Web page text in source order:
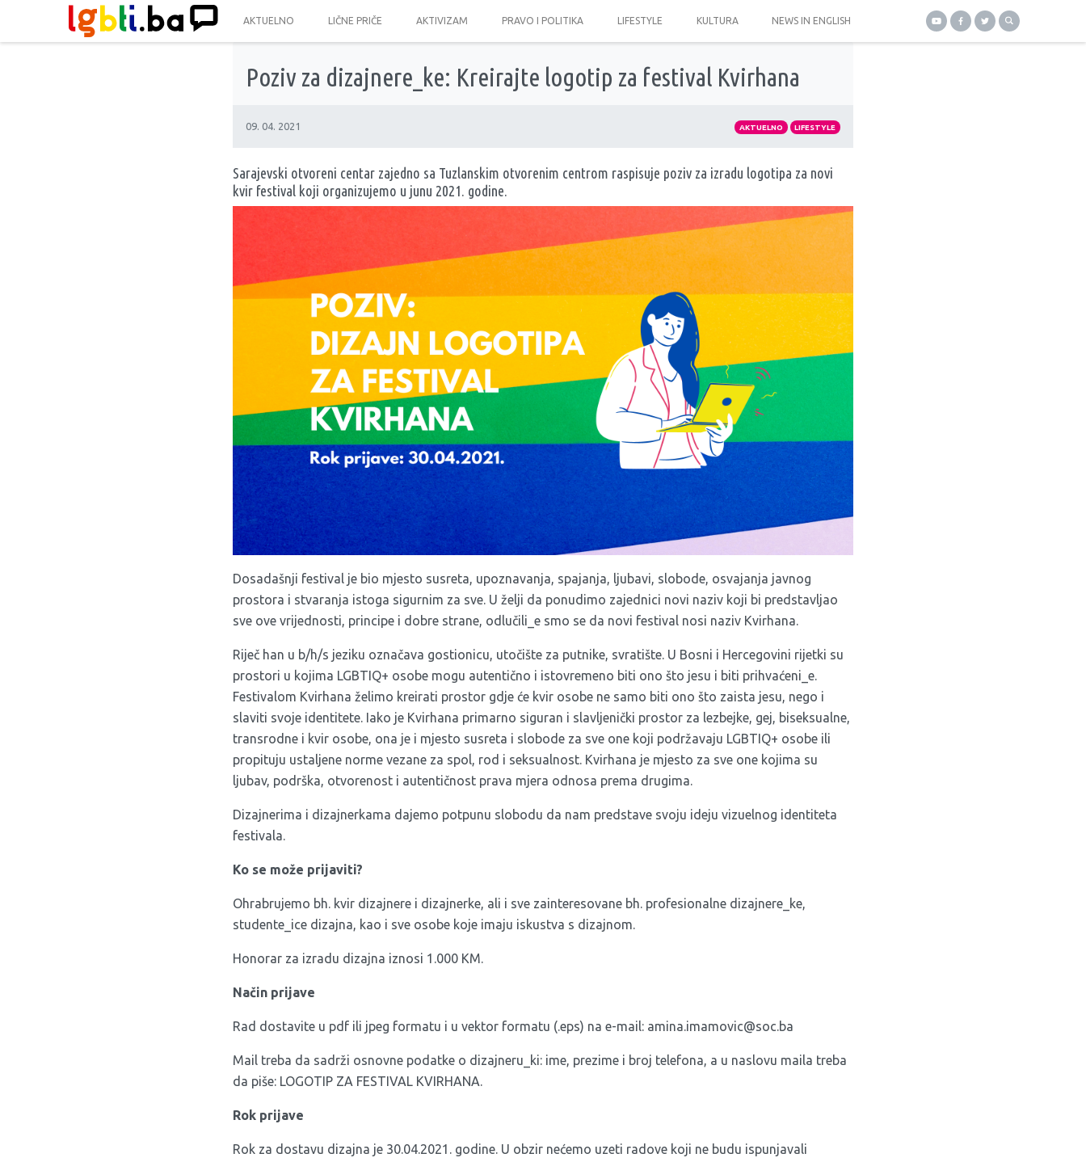
AKTUELNO LIČNE PRIČE AKTIVIZAM PRAVO I POLITIKA LIFESTYLE KULTURA NEWS IN ENGLISH
Poziv za dizajnere_ke: Kreirajte logotip za festival Kvirhana
09. 04. 2021 AKTUELNO LIFESTYLE
Sarajevski otvoreni centar zajedno sa Tuzlanskim otvorenim centrom raspisuje poziv za izradu logotipa za novi
kvir festival koji organizujemo u junu 2021. godine.
Dosadašnji festival je bio mjesto susreta, upoznavanja, spajanja, ljubavi, slobode, osvajanja javnog
prostora i stvaranja istoga sigurnim za sve. U želji da ponudimo zajednici novi naziv koji bi predstavljao
sve ove vrijednosti, principe i dobre strane, odlučili_e smo se da novi festival nosi naziv Kvirhana.
Riječ han u b/h/s jeziku označava gostionicu, utočište za putnike, svratište. U Bosni i Hercegovini rijetki su
prostori u kojima LGBTIQ+ osobe mogu autentično i istovremeno biti ono što jesu i biti prihvaćeni_e.
Festivalom Kvirhana želimo kreirati prostor gdje će kvir osobe ne samo biti ono što zaista jesu, nego i
slaviti svoje identitete. Iako je Kvirhana primarno siguran i slavljenički prostor za lezbejke, gej, biseksualne,
transrodne i kvir osobe, ona je i mjesto susreta i slobode za sve one koji podržavaju LGBTIQ+ osobe ili
propituju ustaljene norme vezane za spol, rod i seksualnost. Kvirhana je mjesto za sve one kojima su
ljubav, podrška, otvorenost i autentičnost prava mjera odnosa prema drugima.
Dizajnerima i dizajnerkama dajemo potpunu slobodu da nam predstave svoju ideju vizuelnog identiteta
festivala.
Ko se može prijaviti?
Ohrabrujemo bh. kvir dizajnere i dizajnerke, ali i sve zainteresovane bh. profesionalne dizajnere_ke,
studente_ice dizajna, kao i sve osobe koje imaju iskustva s dizajnom.
Honorar za izradu dizajna iznosi 1.000 KM.
Način prijave
Rad dostavite u pdf ili jpeg formatu i u vektor formatu (.eps) na e-mail: amina.imamovic@soc.ba
Mail treba da sadrži osnovne podatke o dizajneru_ki: ime, prezime i broj telefona, a u naslovu maila treba
da piše: LOGOTIP ZA FESTIVAL KVIRHANA.
Rok prijave
Rok za dostavu dizajna je 30.04.2021. godine. U obzir nećemo uzeti radove koji ne budu ispunjavali